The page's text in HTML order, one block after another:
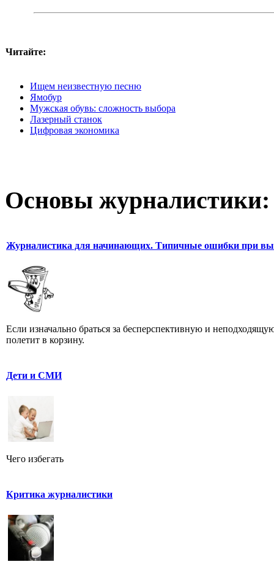
Читайте:
Ищем неизвестную песню
Ямобур
Мужская обувь: сложность выбора
Лазерный станок
Цифровая экономика
Основы журналистики:
Журналистика для начинающих. Типичные ошибки при
Если изначально браться за бесперспективную и
полетит в корзину.
Дети и СМИ
Чего избегать
Критика журналистики